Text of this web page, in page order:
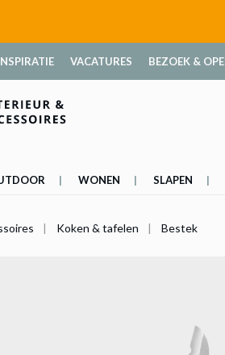
VACATURES BEZOEK &
WONEN SLAPEN
Koken & tafelen Bestek